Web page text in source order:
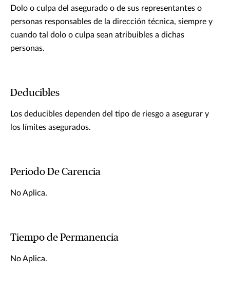
Dolo o culpa del asegurado o de sus representantes o
personas responsables de la dirección técnica, siempre y
cuando tal dolo o culpa sean atribuibles a dichas
personas.
Deducibles
Los deducibles dependen del tipo de riesgo a asegurar y
los límites asegurados.
Periodo De Carencia
No Aplica.
Tiempo de Permanencia
No Aplica.